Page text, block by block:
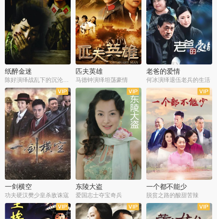
纸醉金迷 匹夫英雄
马德钟演绎坦荡豪情
老爸的爱情
何冰演绎退伍老兵的生活
全40集
一剑横空
功夫硬汉樊少皇杀敌诛寇
全33集
东陵大盗
爱国志士夺宝奇兵
全36集
一个都不能少
脱贫之路的酸甜苦辣
全25集
全50集 全23集